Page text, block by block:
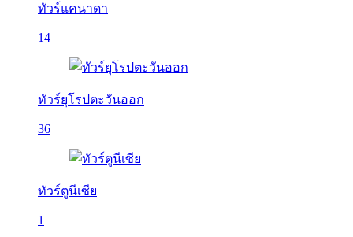
ทัวร์แคนาดา
14
ทัวร์ยุโรปตะวันออก
36
ทัวร์ตูนีเซีย
1